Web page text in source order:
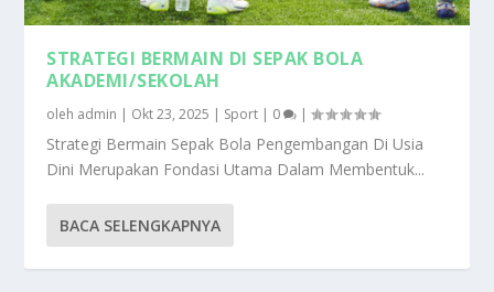
STRATEGI BERMAIN DI SEPAK BOLA
AKADEMI/SEKOLAH
oleh admin | Okt 23, 2025 | Sport | 0 |
Strategi Bermain Sepak Bola Pengembangan Di Usia
Dini Merupakan Fondasi Utama Dalam Membentuk...
BACA SELENGKAPNYA